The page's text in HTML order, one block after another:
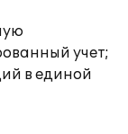
учет;
в единой